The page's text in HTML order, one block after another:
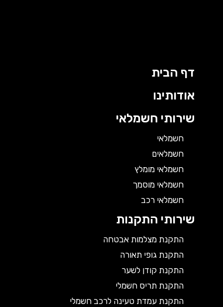
דף הבית
אודותינו
שירותי חשמלאי
חשמלאי
חשמלאים
חשמלאי מומלץ
חשמלאי מוסמך
חשמלאי רכב
שירותי התקנות
התקנת מצלמות אבטחה
התקנת גופי תאורה
התקנת קודן לשער
התקנת תריס חשמלי
התקנת עמדת טעינה לרכב חשמלי